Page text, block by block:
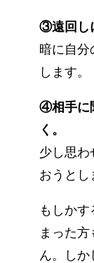
③遠回し
暗に自分
します。
④相手に
く。
少し思わ
おうとし
もしか
まった
ん。し